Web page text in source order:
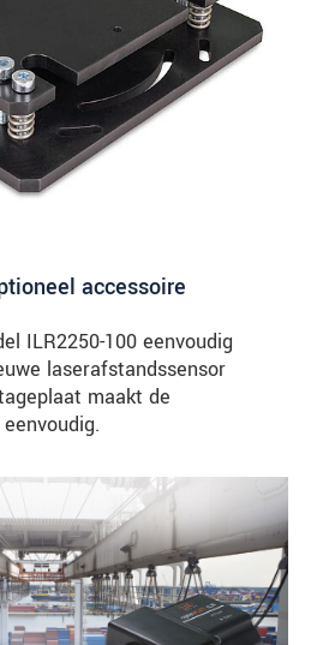
accessoire
ILR2250-100 eenvoudig
laserafstandssensor
maakt de